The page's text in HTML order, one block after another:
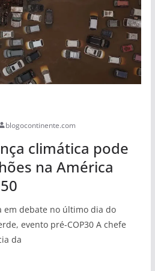
blogocontinente.com
climática pode
na América
em debate no último dia do
evento pré-COP30 A chefe
da